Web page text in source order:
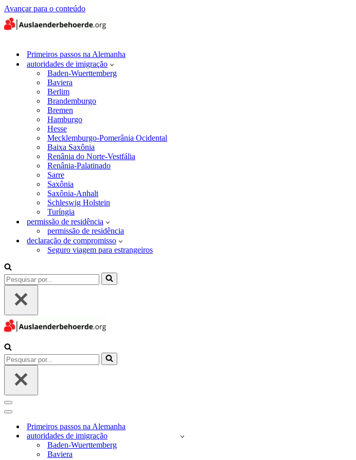
Avançar para o conteúdo
Primeiros passos na Alemanha
autoridades de imigração
Baden-Wuerttemberg
Baviera
Berlim
Brandemburgo
Bremen
Hamburgo
Hesse
Mecklemburgo-Pomerânia Ocidental
Baixa Saxônia
Renânia do Norte-Vestfália
Renânia-Palatinado
Sarre
Saxônia
Saxônia-Anhalt
Schleswig Holstein
Turíngia
permissão de residência
permissão de residência
declaração de compromisso
Seguro viagem para estrangeiros
Pesquisar
por...
Pesquisar
por...
Menu
de
Menu
navegaçãoPrimeiros passos na Alemanha
autoridades de imigração
Baden-Wuerttemberg
Baviera